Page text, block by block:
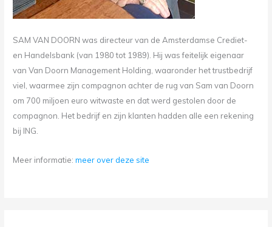
SAM VAN DOORN was directeur van de Amsterdamse Crediet-
en Handelsbank (van 1980 tot 1989). Hij was feitelijk eigenaar
van Van Doorn Management Holding, waaronder het trustbedrijf
viel, waarmee zijn compagnon achter de rug van Sam van Doorn
om 700 miljoen euro witwaste en dat werd gestolen door de
compagnon. Het bedrijf en zijn klanten hadden alle een rekening
bij ING.
Meer informatie:meer over deze site